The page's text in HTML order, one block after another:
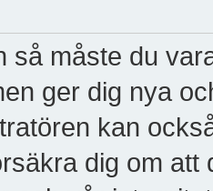
så måste du
ger dig nya
kan
dig om